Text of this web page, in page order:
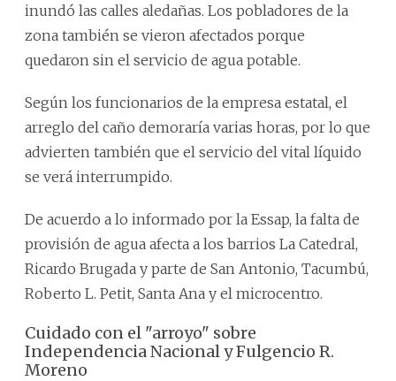
inundó las calles aledañas. Los pobladores de la
zona también se vieron afectados porque
quedaron sin el servicio de agua potable.
Según los funcionarios de la empresa estatal, el
arreglo del caño demoraría varias horas, por lo que
advierten también que el servicio del vital líquido
se verá interrumpido.
De acuerdo a lo informado por la Essap, la falta de
provisión de agua afecta a los barrios La Catedral,
Ricardo Brugada y parte de San Antonio, Tacumbú,
Roberto L. Petit, Santa Ana y el microcentro.
Cuidado con el "arroyo" sobre
Independencia Nacional y Fulgencio R.
Moreno